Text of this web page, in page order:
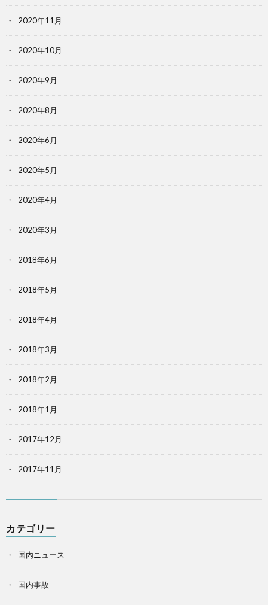
2020年11月
2020年10月
2020年9月
2020年8月
2020年6月
2020年5月
2020年4月
2020年3月
2018年6月
2018年5月
2018年4月
2018年3月
2018年2月
2018年1月
2017年12月
2017年11月
カテゴリー
国内ニュース
国内事故